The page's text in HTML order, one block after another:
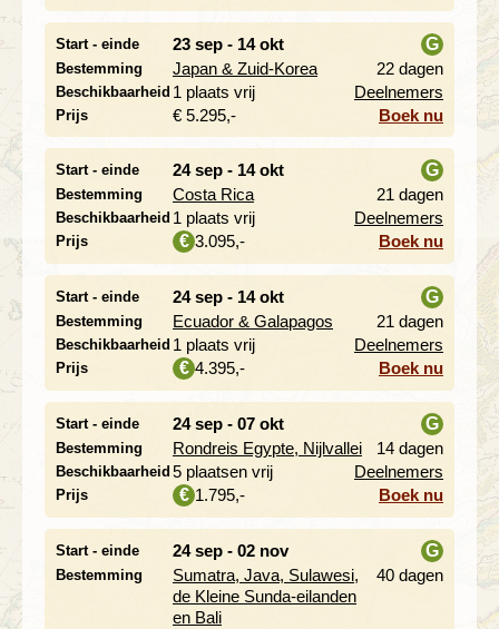
Start - einde 23 sep - 14 okt
Bestemming Japan & Zuid-Korea
G
22 dagen
Beschikbaarheid 1 plaats vrij Deelnemers
Prijs € 5.295,- Boek nu
Start - einde 24 sep - 14 okt
Bestemming Costa Rica
G
21 dagen
Beschikbaarheid 1 plaats vrij Deelnemers
Prijs € 3.095,- Boek nu
Start - einde 24 sep - 14 okt
Bestemming Ecuador & Galapagos
G
21 dagen
Beschikbaarheid 1 plaats vrij Deelnemers
Prijs € 4.395,- Boek nu
Start - einde 24 sep - 07 okt
Bestemming Rondreis Egypte, Nijlvallei
G
14 dagen
Beschikbaarheid 5 plaatsen vrij Deelnemers
Prijs € 1.795,- Boek nu
Start - einde 24 sep - 02 nov
Bestemming
Sumatra, Java, Sulawesi,
de Kleine Sunda-eilanden
en Bali
G
40 dagen